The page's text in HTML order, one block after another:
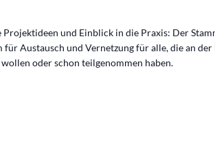
Projektideen und Einblick in die Praxis: Der
für Austausch und Vernetzung für alle, die an
oder schon teilgenommen haben.